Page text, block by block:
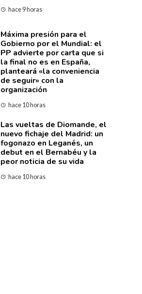
hace 9 horas
Máxima presión para el
Gobierno por el Mundial: el
PP advierte por carta que si
la final no es en España,
planteará «la conveniencia
de seguir» con la
organización
hace 10 horas
Las vueltas de Diomande, el
nuevo fichaje del Madrid: un
fogonazo en Leganés, un
debut en el Bernabéu y la
peor noticia de su vida
hace 10 horas